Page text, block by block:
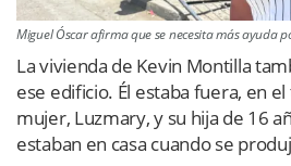
Miguel Óscar afirma que se necesita más ayuda
La vivienda de Kevin Montilla
ese edificio. Él estaba fuera, en
mujer, Luzmary, y su hija de 16
estaban en casa cuando se